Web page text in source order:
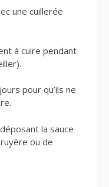
une cuillerée
à cuire pendant
pour qu’ils ne
la sauce
ou de